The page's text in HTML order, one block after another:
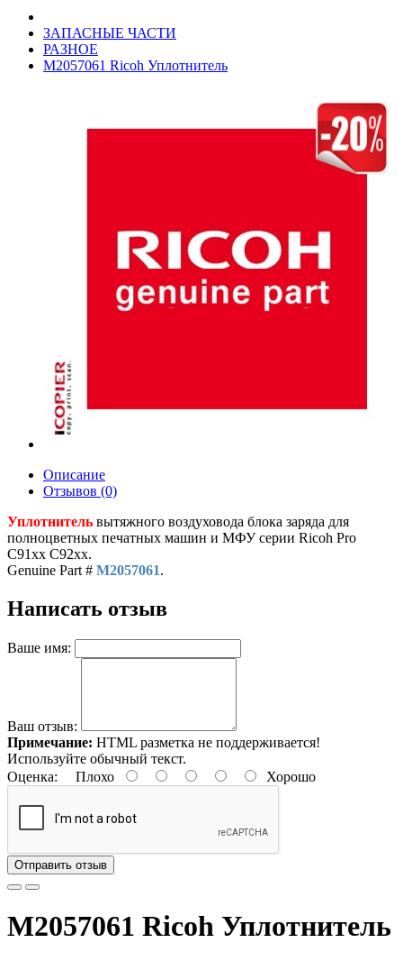
ЗАПАСНЫЕ ЧАСТИ
РАЗНОЕ
M2057061 Ricoh Уплотнитель
Описание
Отзывов (0)
Уплотнитель вытяжного воздуховода блока заряда для
полноцветных печатных машин и МФУ серии Ricoh Pro
C91xx C92xx.
Genuine Part # M2057061.
Написать отзыв
Ваше имя:
Ваш отзыв:
Примечание: HTML разметка не поддерживается!
Используйте обычный текст.
Оценка: Плохо Хорошо
Отправить отзыв
M2057061 Ricoh Уплотнитель